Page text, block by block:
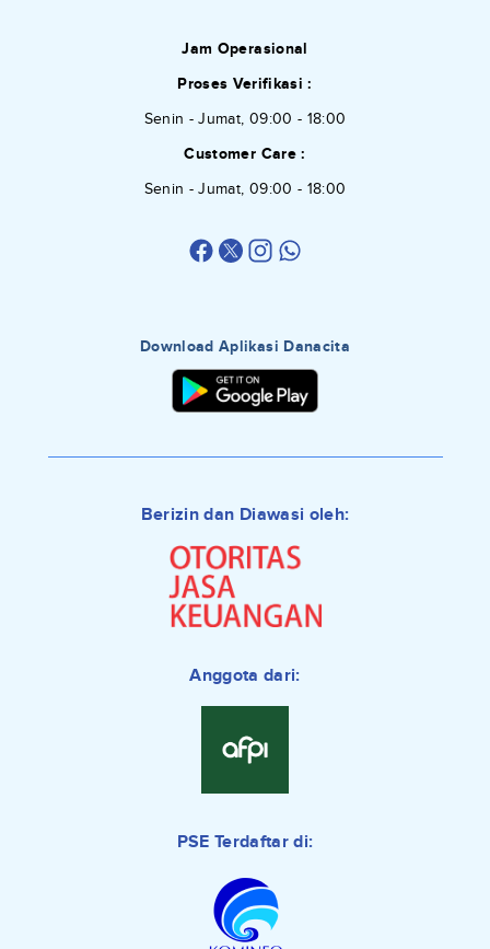
Jam Operasional
Proses Verifikasi :
Senin - Jumat, 09:00 - 18:00
Customer Care :
Senin - Jumat, 09:00 - 18:00
Download Aplikasi Danacita
Berizin dan Diawasi oleh:
Anggota dari:
PSE Terdaftar di: